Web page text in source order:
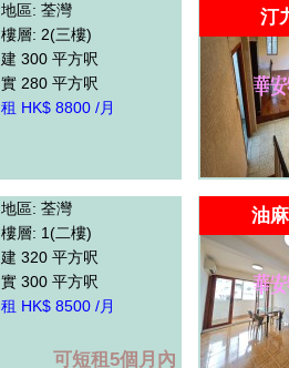
地區: 荃灣
樓層: 2(三樓)
建 300 平方呎
實 280 平方呎
租 HK$ 8800 /月
汀
地區: 荃灣
樓層: 1(二樓)
建 320 平方呎
實 300 平方呎
租 HK$ 8500 /月
可短租5個月內
油